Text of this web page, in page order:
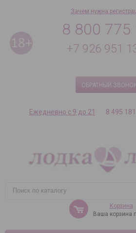
8 800 775
+7 926 951
ОБРАТНЫЙ
Зачем нужна
Ежедневно с 9 до 21 8 495
Корзина
Ваша корзина